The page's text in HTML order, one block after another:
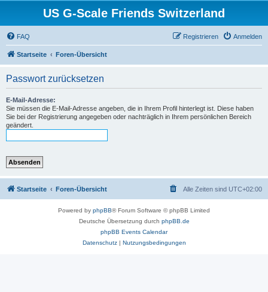
US G-Scale Friends Switzerland
FAQ Anmelden
Registrieren
Startseite Foren-Übersicht
Passwort zurücksetzen
E-Mail-Adresse:
Sie müssen die E-Mail-Adresse angeben, die in Ihrem Profil hinterlegt ist. Diese haben
Sie bei der Registrierung angegeben oder nachträglich in Ihrem persönlichen Bereich
geändert.
Startseite Foren-Übersicht Alle Zeiten sind UTC+02:00
Powered by phpBB® Forum Software © phpBB Limited
Deutsche Übersetzung durch phpBB.de
phpBB Events Calendar
Datenschutz| Nutzungsbedingungen